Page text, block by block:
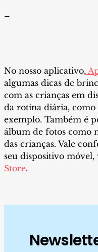
–
No nosso aplicativo,
algumas dicas de
com as crianças em
da rotina diária,
exemplo. Também é
álbum de fotos como
das crianças. Vale
seu dispositivo móvel,
Store.